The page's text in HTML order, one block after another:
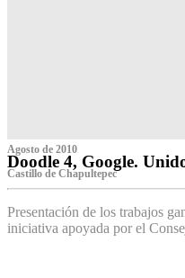
Agosto de 2010
Doodle 4, Google.
Castillo de Chapultepec
Presentación de los trabajos
iniciativa apoyada por el